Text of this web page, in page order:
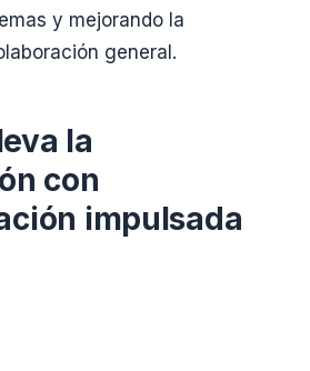
y mejorando la
general.
la
con
impulsada